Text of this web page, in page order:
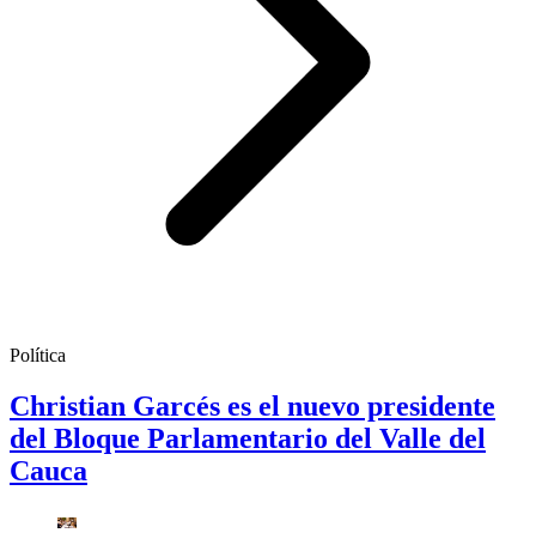
Política
Christian Garcés es el nuevo presidente
del Bloque Parlamentario del Valle del
Cauca